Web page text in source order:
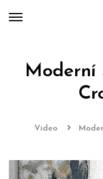
Moderní
Video